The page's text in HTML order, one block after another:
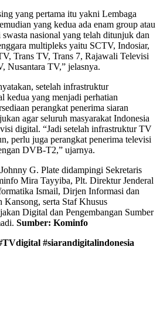
yang pertama itu yakni Lembaga
yang kedua ada enam group atau
swasta nasional yang telah ditunjuk dan
multipleks yaitu SCTV, Indosiar,
Trans TV, Trans 7, Rajawali Televisi
Nusantara TV,” jelasnya.
setelah infrastruktur
kedua yang menjadi perhatian
perangkat penerima siaran
agar seluruh masyarakat Indonesia
digital. “Jadi setelah infrastruktur TV
perlu juga perangkat penerima televisi
DVB-T2,” ujarnya.
G. Plate didampingi Sekretaris
Mira Tayyiba, Plt. Direktur Jenderal
Ismail, Dirjen Informasi dan
serta Staf Khusus
Digital dan Pengembangan Sumber
Sumber: Kominfo
#siarandigitalindonesia